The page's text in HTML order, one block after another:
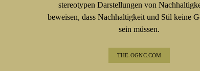
stereotypen Darstellungen von
beweisen, dass Nachhaltigkeit und Stil keine
sein müssen.
THE-OGNC.COM